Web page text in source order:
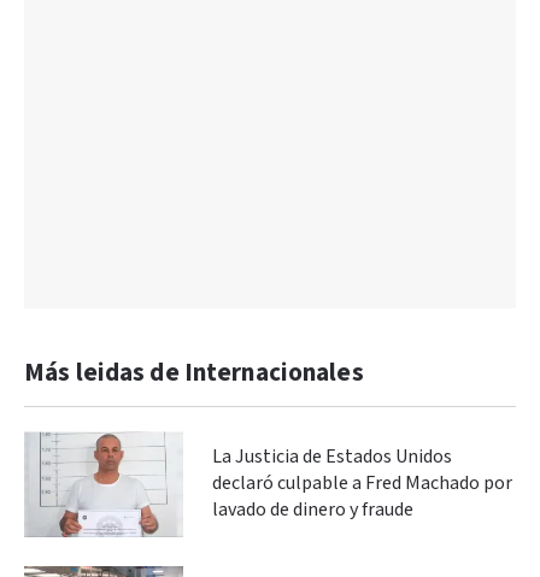
Más leidas de Internacionales
La Justicia de Estados Unidos
declaró culpable a Fred Machado por
lavado de dinero y fraude